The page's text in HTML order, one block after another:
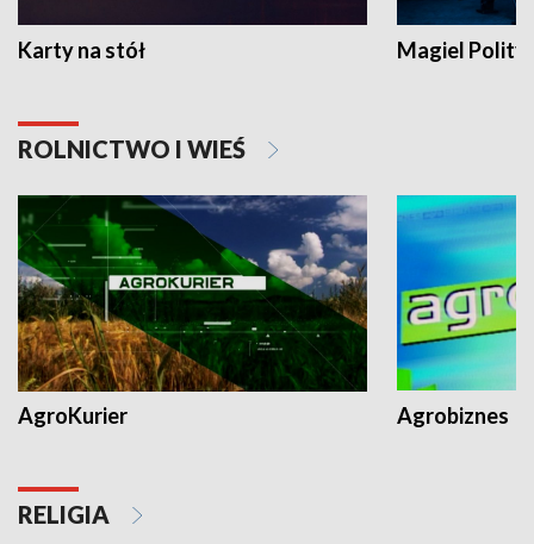
Karty na stół Magiel
ROLNICTWO I WIEŚ
AgroKurier Agrobiznes
RELIGIA